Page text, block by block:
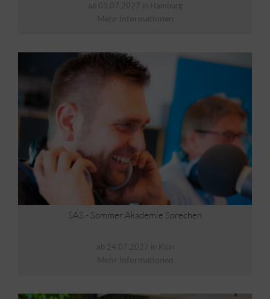
ab 03.07.2027 in Hamburg
Mehr Informationen
SAS - Sommer Akademie Sprechen
ab 24.07.2027 in Köln
Mehr Informationen